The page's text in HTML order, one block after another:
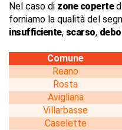
Nel caso di zone coperte
forniamo la qualità del
insufficiente, scarso,
Comune
Reano
Rosta
Avigliana
Villarbasse
Caselette